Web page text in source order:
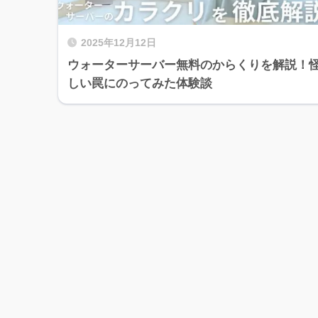
2025年12月12日
ウォーターサーバー無料のからくりを解説！
しい罠にのってみた体験談